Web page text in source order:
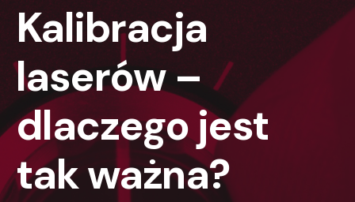
Kalibracja
laserów –
dlaczego jest
tak ważna?